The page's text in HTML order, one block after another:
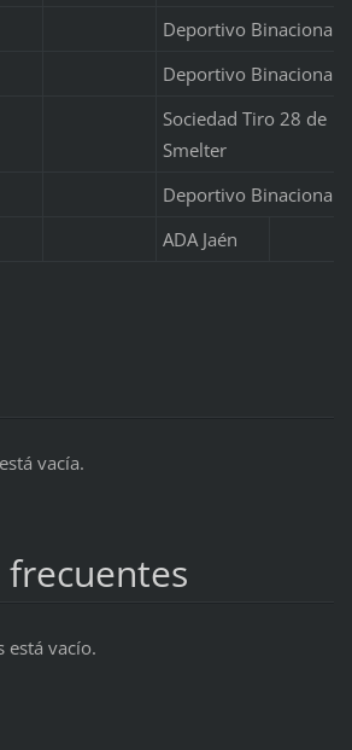
Deportivo Binacional
Deportivo Binacional
Sociedad Tiro 28 de
Smelter
Deportivo Binacional
ADA Jaén
vacía.
frecuentes
está vacío.